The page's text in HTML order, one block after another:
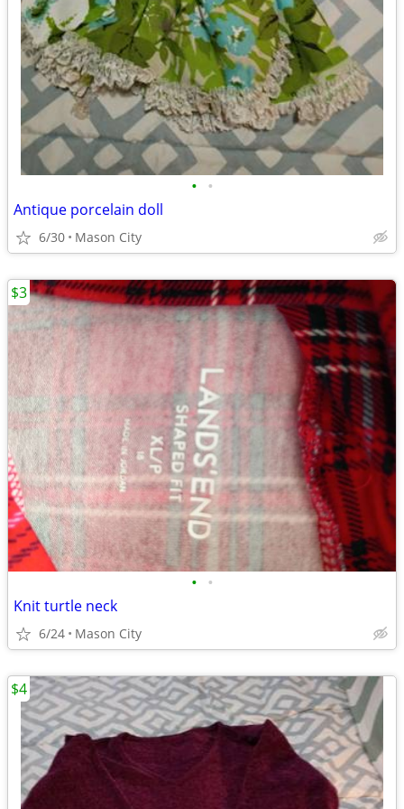
• •
Antique porcelain doll
6/30 Mason City
• •
Knit turtle neck
6/24 Mason City
$3
$4